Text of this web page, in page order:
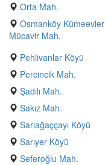
Orta Mah.
Osmanköy Kümeevler
Mücavir Mah.
Pehlivanlar Köyü
Percincik Mah.
Şadılı Mah.
Sakız Mah.
Sarıağaççayı Köyü
Sarıyer Köyü
Seferoğlu Mah.